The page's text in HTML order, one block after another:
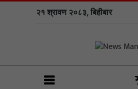
२१ श्रावण २०८३, बिहीबार